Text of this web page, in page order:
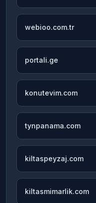
webioo.com.tr
portali.ge
konutevim.com
tynpanama.com
kiltaspeyzaj.com
kiltasmimarlik.com